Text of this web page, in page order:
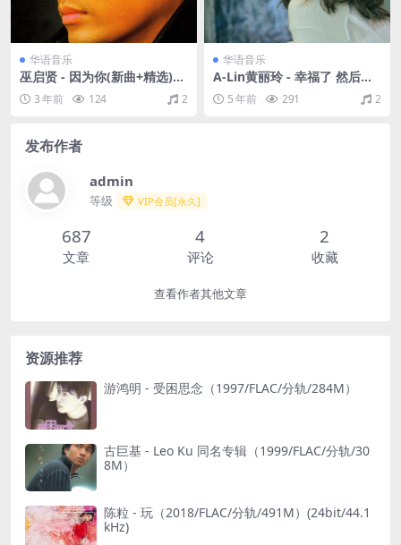
华语音乐
巫启贤 - 因为你(新曲+精选)
（1996/FLAC/分轨/420M）
3 年前 124 2
华语音乐
A-Lin黄丽玲 - 幸福了 然后呢
（2012/FLAC/分轨/302M）
5 年前 291 2
发布作者
admin
等级 VIP会员[永久]
687
文章
4
评论
2
收藏
查看作者其他文章
资源推荐
游鸿明 - 受困思念（1997/FLAC/分轨/284M）
古巨基 - Leo Ku 同名专辑（1999/FLAC/分轨/30
8M）
陈粒 - 玩（2018/FLAC/分轨/491M）(24bit/44.1
kHz)